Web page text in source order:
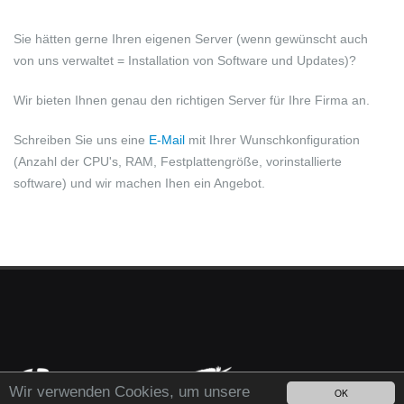
OK
Wir verwenden Cookies, um unsere
Sie hätten gerne Ihren eigenen Server (wenn gewünscht auch
von uns verwaltet = Installation von Software und Updates)?
Wir bieten Ihnen genau den richtigen Server für Ihre Firma an.
Schreiben Sie uns eine E-Mail mit Ihrer Wunschkonfiguration
(Anzahl der CPU's, RAM, Festplattengröße, vorinstallierte
software) und wir machen Ihen ein Angebot.